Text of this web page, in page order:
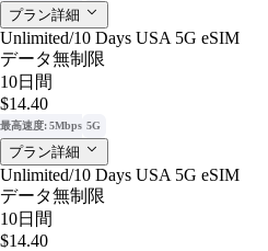
プラン詳細
Unlimited/10 Days USA 5G eSIM
データ無制限
10日間
$14.40
最高速度: 5Mbps 5G
プラン詳細
Unlimited/10 Days USA 5G eSIM
データ無制限
10日間
$14.40